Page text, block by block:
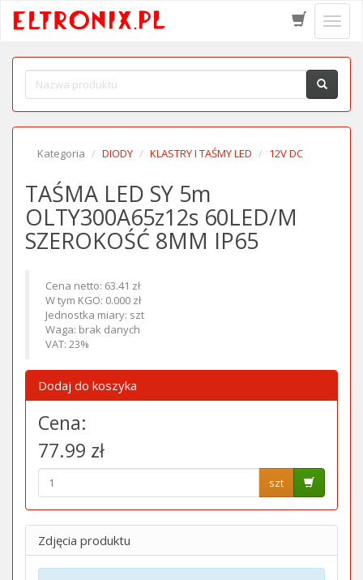
menu
Kategoria DIODY KLASTRY I TAŚMY LED 12V DC
TAŚMA LED SY 5m
OLTY300A65z12s 60LED/M
SZEROKOŚĆ 8MM IP65
Cena netto: 63.41 zł
W tym KGO: 0.000 zł
Jednostka miary: szt
Waga: brak danych
VAT: 23%
Dodaj do koszyka
Cena:
77.99 zł
szt
Zdjęcia produktu